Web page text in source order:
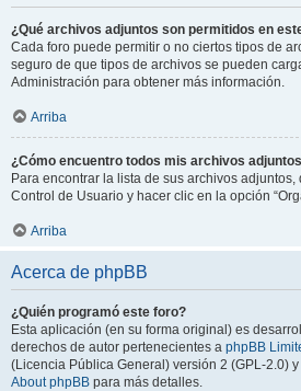
¿Qué archivos adjuntos son permitidos en
Cada foro puede permitir o no ciertos tipos de
seguro de que tipos de archivos se pueden
Administración para obtener más información.
Arriba
¿Cómo encuentro todos mis archivos
Para encontrar la lista de sus archivos
Control de Usuario y hacer clic en la opción
Arriba
Acerca de phpBB
¿Quién programó este foro?
Esta aplicación (en su forma original) es
derechos de autor pertenecientes a phpBB
(Licencia Pública General) versión 2 (GPL-2.0)
About phpBB para más detalles.